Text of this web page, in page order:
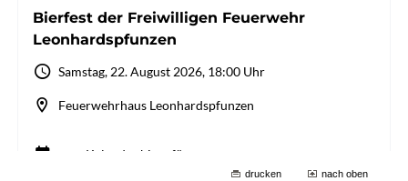
drucken nach oben